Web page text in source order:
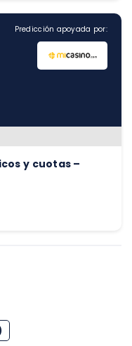
Predicción apoyada por:
y cuotas –